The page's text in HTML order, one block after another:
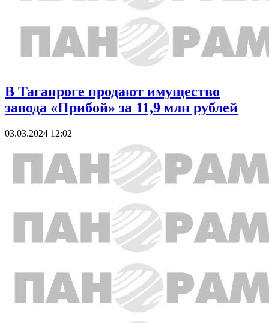
В Таганроге продают имущество
завода «Прибой» за 11,9 млн рублей
03.03.2024 12:02